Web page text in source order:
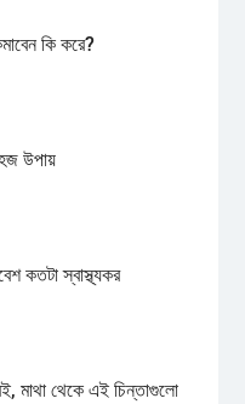
কি করে?
উপায়
কতটা স্বাস্থ্যকর
মাথা থেকে এই চিন্তাগুলো